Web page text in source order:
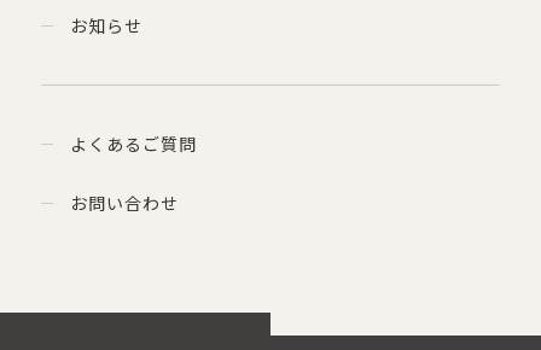
お知らせ
よくあるご質問
お問い合わせ